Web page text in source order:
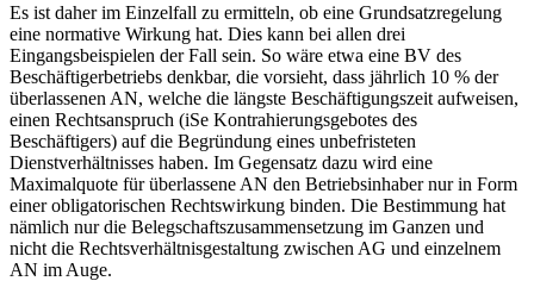
Es ist daher im Einzelfall zu ermitteln, ob eine Grundsatzregelung
eine normative Wirkung hat. Dies kann bei allen drei
Eingangsbeispielen der Fall sein. So wäre etwa eine BV des
Beschäftigerbetriebs denkbar, die vorsieht, dass jährlich 10 % der
überlassenen AN, welche die längste Beschäftigungszeit aufweisen,
einen Rechtsanspruch (iSe Kontrahierungsgebotes des
Beschäftigers) auf die Begründung eines unbefristeten
Dienstverhältnisses haben. Im Gegensatz dazu wird eine
Maximalquote für überlassene AN den Betriebsinhaber nur in Form
einer obligatorischen Rechtswirkung binden. Die Bestimmung hat
nämlich nur die Belegschaftszusammensetzung im Ganzen und
nicht die Rechtsverhältnisgestaltung zwischen AG und einzelnem
AN im Auge.